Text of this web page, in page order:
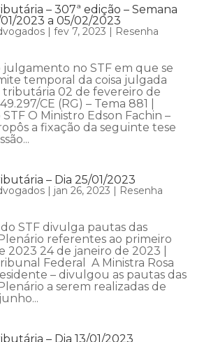
– 307ª edição – Semana
2023 a 05/02/2023
| fev 7, 2023 | Resenha
julgamento no STF em que se
temporal da coisa julgada
tributária 02 de fevereiro de
CE (RG) – Tema 881 |
O Ministro Edson Fachin –
a fixação da seguinte tese
– Dia 25/01/2023
| jan 26, 2023 | Resenha
STF divulga pautas das
referentes ao primeiro
2023 24 de janeiro de 2023 |
Federal A Ministra Rosa
– divulgou as pautas das
a serem realizadas de
– Dia 13/01/2023